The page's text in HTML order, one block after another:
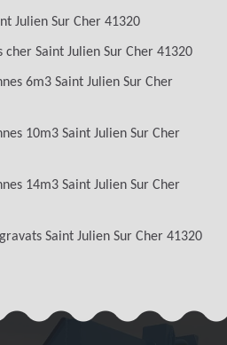
Julien Sur Cher 41320
cher Saint Julien Sur Cher 41320
6m3 Saint Julien Sur Cher
10m3 Saint Julien Sur Cher
14m3 Saint Julien Sur Cher
Saint Julien Sur Cher 41320